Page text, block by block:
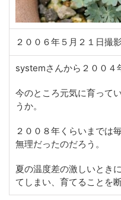
２００６年５月２１日撮
systemさんから２００４
今のところ元気に育って
うか。
２００８年くらいまでは
無理だったのだろう。
夏の温度差の激しいとき
てしまい、育てることを断